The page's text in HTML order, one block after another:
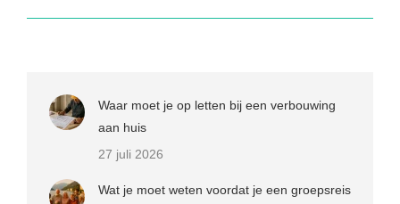
Waar moet je op letten bij een verbouwing
aan huis
27 juli 2026
Wat je moet weten voordat je een groepsreis